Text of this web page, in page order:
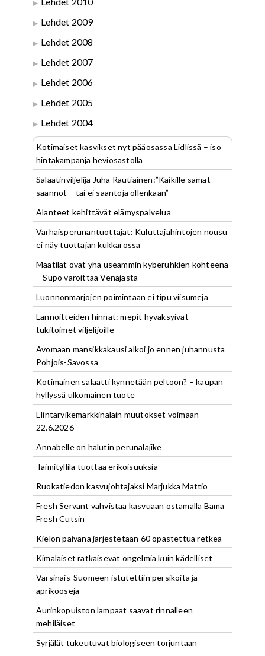
Lehdet 2009
Lehdet 2008
Lehdet 2007
Lehdet 2006
Lehdet 2005
Lehdet 2004
Kotimaiset kasvikset nyt pääosassa Lidlissä – iso
hintakampanja heviosastolla
Salaatinviljelijä Juha Rautiainen:”Kaikille samat
säännöt – tai ei sääntöjä ollenkaan”
Alanteet kehittävät elämyspalvelua
Varhaisperunantuottajat: Kuluttajahintojen nousu
ei näy tuottajan kukkarossa
Maatilat ovat yhä useammin kyberuhkien kohteena
– Supo varoittaa Venäjästä
Luonnonmarjojen poimintaan ei tipu viisumeja
Lannoitteiden hinnat: mepit hyväksyivät
tukitoimet viljelijöille
Avomaan mansikkakausi alkoi jo ennen juhannusta
Pohjois-Savossa
Kotimainen salaatti kynnetään peltoon? – kaupan
hyllyssä ulkomainen tuote
Elintarvikemarkkinalain muutokset voimaan
22.6.2026
Annabelle on halutin perunalajike
Taimityllilä tuottaa erikoisuuksia
Ruokatiedon kasvujohtajaksi Marjukka Mattio
Fresh Servant vahvistaa kasvuaan ostamalla Bama
Fresh Cutsin
Kielon päivänä järjestetään 60 opastettua retkeä
Kimalaiset ratkaisevat ongelmia kuin kädelliset
Varsinais-Suomeen istutettiin persikoita ja
aprikooseja
Aurinkopuiston lampaat saavat rinnalleen
mehiläiset
Syrjälät tukeutuvat biologiseen torjuntaan